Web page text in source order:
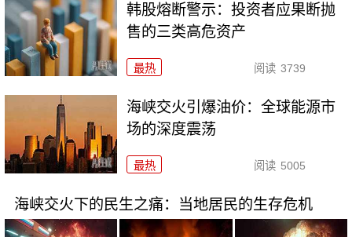
韩股熔断警示：投资者应果断抛
售的三类高危资产
最热 阅读 3739
海峡交火引爆油价：全球能源市
场的深度震荡
最热 阅读 5005
海峡交火下的民生之痛：当地居民的生存危机